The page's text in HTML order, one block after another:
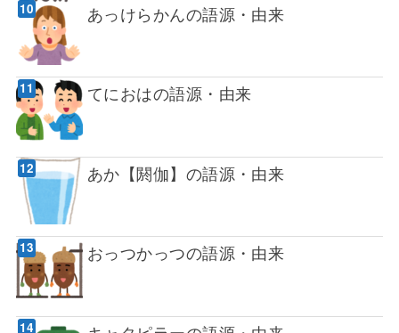
あっけらかんの語源・由来
てにおはの語源・由来
あか【閼伽】の語源・由来
おっつかっつの語源・由来